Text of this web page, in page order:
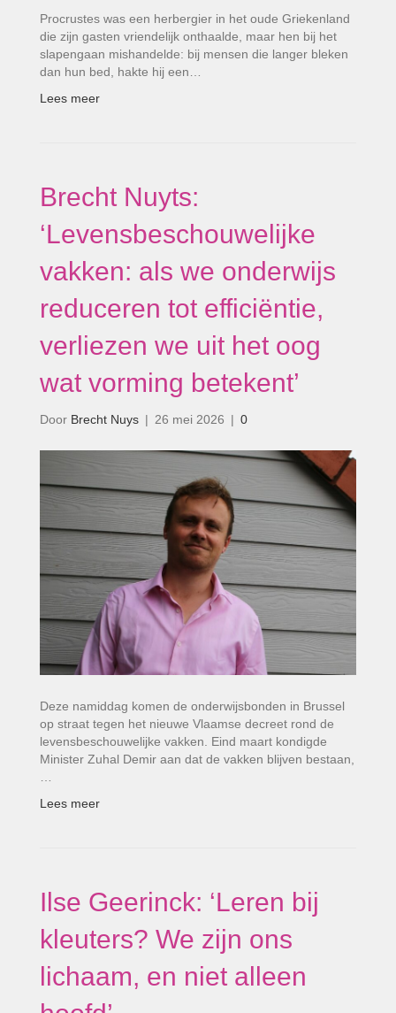
Procrustes was een herbergier in het oude Griekenland
die zijn gasten vriendelijk onthaalde, maar hen bij het
slapengaan mishandelde: bij mensen die langer bleken
dan hun bed, hakte hij een…
Lees meer
Brecht Nuyts:
‘Levensbeschouwelijke
vakken: als we onderwijs
reduceren tot efficiëntie,
verliezen we uit het oog
wat vorming betekent’
Door Brecht Nuys | 26 mei 2026 | 0
Deze namiddag komen de onderwijsbonden in Brussel
op straat tegen het nieuwe Vlaamse decreet rond de
levensbeschouwelijke vakken. Eind maart kondigde
Minister Zuhal Demir aan dat de vakken blijven bestaan,
…
Lees meer
Ilse Geerinck: ‘Leren bij
kleuters? We zijn ons
lichaam, en niet alleen